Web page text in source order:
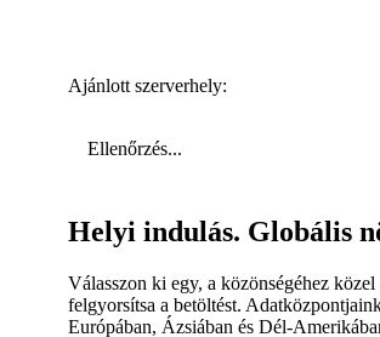
Ajánlott szerverhely:
Ellenőrzés...
Helyi indulás. Globális
Válasszon ki egy, a közönségéhez
felgyorsítsa a betöltést.
Európában, Ázsiában és Dél-